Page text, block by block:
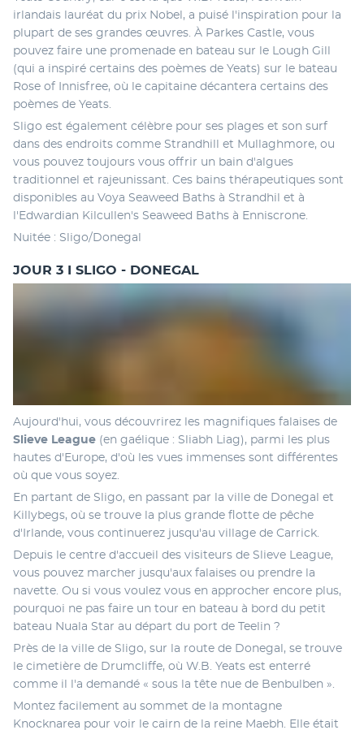
irlandais lauréat du prix Nobel, a puisé l'inspiration pour la
plupart de ses grandes œuvres. À Parkes Castle, vous
pouvez faire une promenade en bateau sur le Lough Gill
(qui a inspiré certains des poèmes de Yeats) sur le bateau
Rose of Innisfree, où le capitaine décantera certains des
poèmes de Yeats.
Sligo est également célèbre pour ses plages et son surf
dans des endroits comme Strandhill et Mullaghmore, ou
vous pouvez toujours vous offrir un bain d'algues
traditionnel et rajeunissant. Ces bains thérapeutiques sont
disponibles au Voya Seaweed Baths à Strandhil et à
l'Edwardian Kilcullen's Seaweed Baths à Enniscrone.
Nuitée : Sligo/Donegal
JOUR 3 I SLIGO - DONEGAL
Slieve League (en gaélique : Sliabh Liag), parmi les plus
hautes d'Europe, d'où les vues immenses sont différentes
où que vous soyez.
En partant de Sligo, en passant par la ville de Donegal et
Killybegs, où se trouve la plus grande flotte de pêche
d'Irlande, vous continuerez jusqu'au village de Carrick.
Depuis le centre d'accueil des visiteurs de Slieve League,
vous pouvez marcher jusqu'aux falaises ou prendre la
navette. Ou si vous voulez vous en approcher encore plus,
pourquoi ne pas faire un tour en bateau à bord du petit
bateau Nuala Star au départ du port de Teelin ?
Près de la ville de Sligo, sur la route de Donegal, se trouve
le cimetière de Drumcliffe, où W.B. Yeats est enterré
comme il l'a demandé « sous la tête nue de Benbulben ».
Montez facilement au sommet de la montagne
Knocknarea pour voir le cairn de la reine Maebh. Elle était